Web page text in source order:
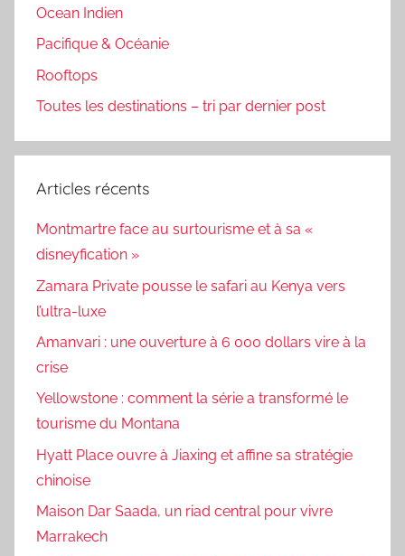
Ocean Indien
Pacifique & Océanie
Rooftops
Toutes les destinations – tri par dernier post
Articles récents
Montmartre face au surtourisme et à sa «
disneyfication »
Zamara Private pousse le safari au Kenya vers
l’ultra-luxe
Amanvari : une ouverture à 6 000 dollars vire à la
crise
Yellowstone : comment la série a transformé le
tourisme du Montana
Hyatt Place ouvre à Jiaxing et affine sa stratégie
chinoise
Maison Dar Saada, un riad central pour vivre
Marrakech